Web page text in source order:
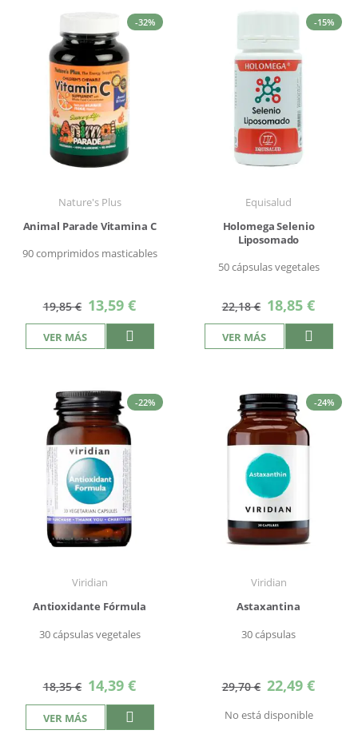
-32%
Nature's Plus
Animal Parade Vitamina C
90 comprimidos masticables
19,85 € Precio
especial
13,59 €
VER MÁS
-15%
Equisalud
Holomega Selenio
Liposomado
50 cápsulas vegetales
22,18 € Precio
especial
18,85 €
VER MÁS
-22%
Viridian
Antioxidante Fórmula
30 cápsulas vegetales
18,35 € Precio
especial
14,39 €
VER MÁS
-24%
Viridian
Astaxantina
30 cápsulas
29,70 € Precio
especial
22,49 €
No está disponible